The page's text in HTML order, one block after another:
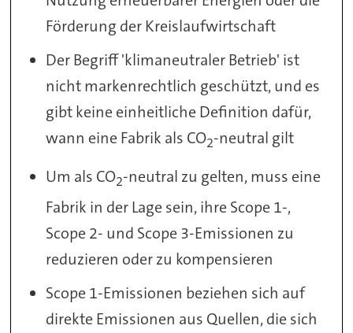
Förderung der Kreislaufwirtschaft
Der Begriff 'klimaneutraler Betrieb' ist
nicht markenrechtlich geschützt, und es
gibt keine einheitliche Definition dafür,
wann eine Fabrik als CO2-neutral gilt
Um als CO2-neutral zu gelten, muss eine
Fabrik in der Lage sein, ihre Scope 1-,
Scope 2- und Scope 3-Emissionen zu
reduzieren oder zu kompensieren
Scope 1-Emissionen beziehen sich auf
direkte Emissionen aus Quellen, die sich